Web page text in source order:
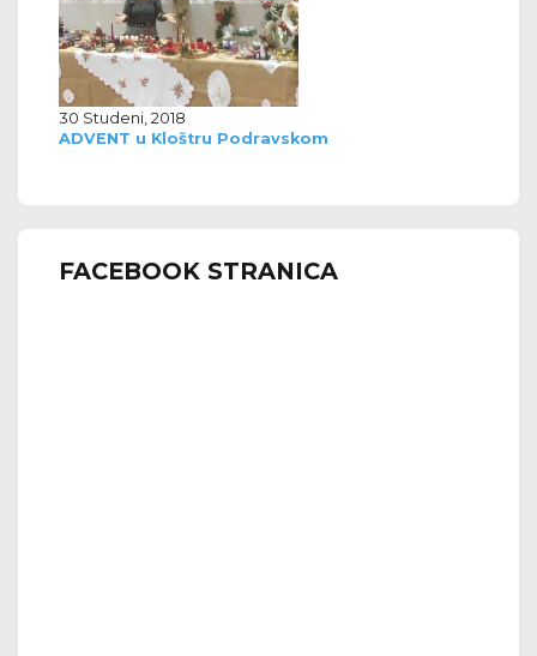
30 Studeni, 2018
ADVENT u Kloštru Podravskom
FACEBOOK STRANICA